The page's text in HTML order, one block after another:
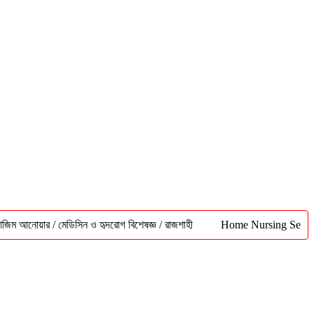
/ মেডিসিন ও হৃদরোগ বিশেষজ্ঞ / রাজশাহী Home Nursing Service